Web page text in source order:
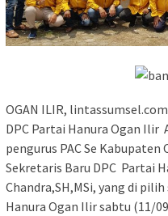
OGAN ILIR,
DPC Partai Hanura Ogan Ilir
pengurus PAC Se
Sekretaris Baru DPC Partai
Chandra,SH,MSi, yang di
Hanura Ogan Ilir sabtu (11/